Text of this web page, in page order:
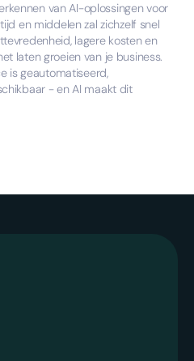
van AI-oplossingen voor
en middelen zal zichzelf snel
lagere kosten en
laten groeien van je business.
is geautomatiseerd,
- en AI maakt dit